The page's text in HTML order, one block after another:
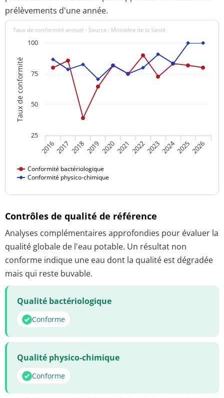
prélèvements d'une année.
Taux de conformité
Taux de conformité annuel - Source : Ministère de la Santé
Conformité bactériologique
Conformité physico-chimique
20162017 201820192020202120222023202420252026
100
25
50
75
Contrôles de qualité de référence
Analyses complémentaires approfondies pour évaluer la
qualité globale de l'eau potable. Un résultat non
conforme indique une eau dont la qualité est dégradée
mais qui reste buvable.
Qualité bactériologique
Conforme
Qualité physico-chimique
Conforme